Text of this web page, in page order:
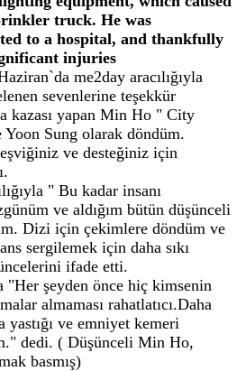
truck. He was
to a hospital, and thankfully
injuries
me2day aracılığıyla
sevenlerine teşekkür
kazası yapan Min Ho " City
Sung olarak döndüm.
ve desteğiniz için
" Bu kadar insanı
ve aldığım bütün düşünceli
Dizi için çekimlere döndüm ve
sergilemek için daha sıkı
ifade etti.
"Her şeyden önce hiç kimsenin
almaması rahatlatıcı.Daha
yastığı ve emniyet kemeri
dedi. ( Düşünceli Min Ho,
basmış)